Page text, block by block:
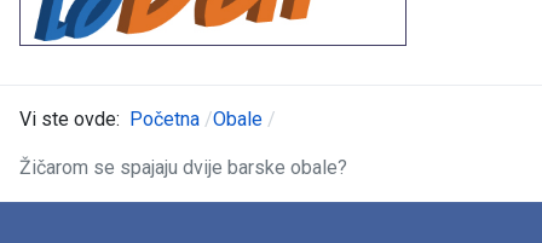
Vi ste ovde: Početna Obale
Žičarom se spajaju dvije barske obale?